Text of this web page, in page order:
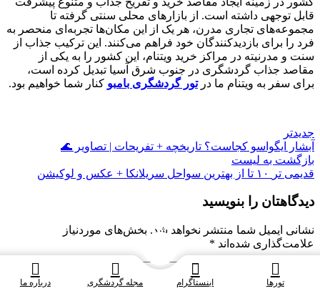
قابل توجهی داشته است. از بازارهای محلی سنتی گرفته تا
مجموعه‌های تجاری مدرن، هر یک از این مکان‌ها تجربه‌ای منحصر به
فرد را برای بازدیدکنندگان خود فراهم می‌کنند. این ترکیب جذاب از
سنت و مدرنیته در مراکز خرید ویتنام، این کشور را به یکی از
مقاصد جذاب گردشگری در جنوب شرق آسیا تبدیل کرده است،
برای سفر به ویتنام ما درتور گردشگری بامبو کنار شما خواهیم بود.
جدیدتر
آبشار ایگواسو کجاست؟ تاریخچه + تفریحات | تصاویر 🌊
بازگشت به لیست
قدیمی تر
۱۰ تا از بهترین سواحل سریلانکا + عکس و لوکیشن
دیدگاهتان را بنویسید
نشانی ایمیل شما منتشر نخواهد شد. بخش‌های موردنیاز
علامت‌گذاری شده‌اند *
تورها اینستاگرام مجله گردشگری درباره ما